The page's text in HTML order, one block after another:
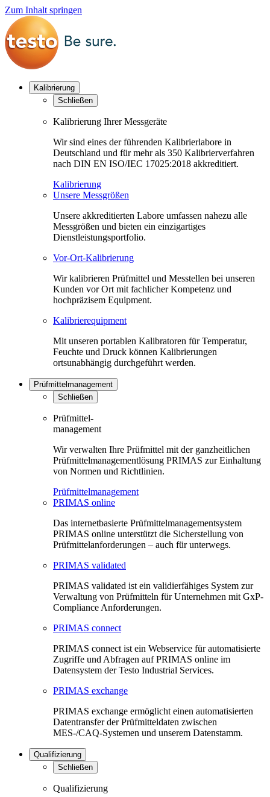
Zum Inhalt springen
Kalibrierung
Schließen
Kalibrierung Ihrer Messgeräte
Wir sind eines der führenden Kalibrierlabore in
Deutschland und für mehr als 350 Kalibrierverfahren
nach DIN EN ISO/IEC 17025:2018 akkreditiert.
Kalibrierung
Unsere Messgrößen
Unsere akkreditierten Labore umfassen nahezu alle
Messgrößen und bieten ein einzigartiges
Dienstleistungsportfolio.
Vor-Ort-Kalibrierung
Wir kalibrieren Prüfmittel und Messtellen bei unseren
Kunden vor Ort mit fachlicher Kompetenz und
hochpräzisem Equipment.
Kalibrierequipment
Mit unseren portablen Kalibratoren für Temperatur,
Feuchte und Druck können Kalibrierungen
ortsunabhängig durchgeführt werden.
Prüfmittelmanagement
Schließen
Prüfmittel-
management
Wir verwalten Ihre Prüfmittel mit der ganzheitlichen
Prüfmittelmanagementlösung PRIMAS zur Einhaltung
von Normen und Richtlinien.
Prüfmittelmanagement
PRIMAS online
Das internetbasierte Prüfmittelmanagementsystem
PRIMAS online unterstützt die Sicherstellung von
Prüfmittelanforderungen – auch für unterwegs.
PRIMAS validated
PRIMAS validated ist ein validierfähiges System zur
Verwaltung von Prüfmitteln für Unternehmen mit GxP-
Compliance Anforderungen.
PRIMAS connect
PRIMAS connect ist ein Webservice für automatisierte
Zugriffe und Abfragen auf PRIMAS online im
Datensystem der Testo Industrial Services.
PRIMAS exchange
PRIMAS exchange ermöglicht einen automatisierten
Datentransfer der Prüfmitteldaten zwischen
MES-/CAQ-Systemen und unserem Datenstamm.
Qualifizierung
Schließen
Qualifizierung